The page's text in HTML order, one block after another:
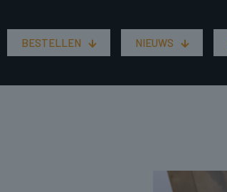
BESTELLEN NIEUWS